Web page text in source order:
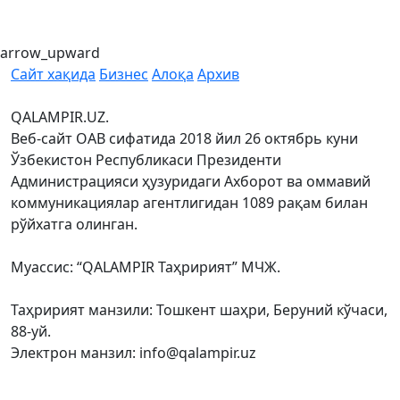
arrow_upward
Сайт хақида Бизнес Алоқа Архив
QALAMPIR.UZ.
Веб-сайт ОАВ сифатида 2018 йил 26 октябрь куни
Ўзбекистон Республикаси Президенти
Администрацияси ҳузуридаги Ахборот ва оммавий
коммуникациялар агентлигидан 1089 рақам билан
рўйхатга олинган.
Муассис: “QALAMPIR Таҳририят” МЧЖ.
Таҳририят манзили: Тошкент шаҳри, Беруний кўчаси,
88-уй.
Электрон манзил: info@qalampir.uz